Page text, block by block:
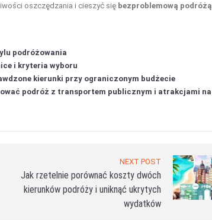
oszczędzania i cieszyć się bezproblemową podróżą
podróżowania
i kryteria wyboru
kierunki przy ograniczonym budżecie
podróż z transportem publicznym i atrakcjami na
NEXT POST
Jak rzetelnie porównać koszty dwóch
kierunków podróży i uniknąć ukrytych
wydatków